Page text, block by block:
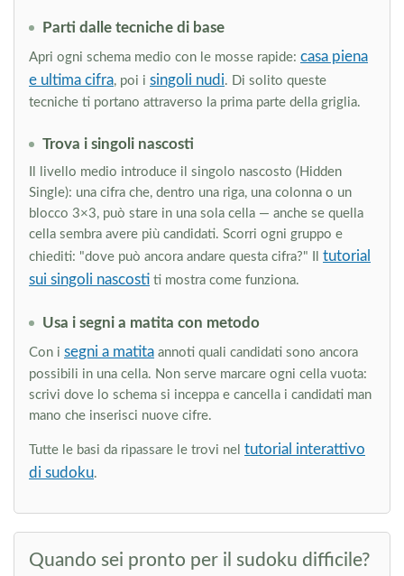
Parti dalle tecniche di base
Apri ogni schema medio con le mosse rapide: casa piena
e ultima cifra, poi i singoli nudi. Di solito queste
tecniche ti portano attraverso la prima parte della griglia.
Trova i singoli nascosti
Il livello medio introduce il singolo nascosto (Hidden
Single): una cifra che, dentro una riga, una colonna o un
blocco 3×3, può stare in una sola cella — anche se quella
cella sembra avere più candidati. Scorri ogni gruppo e
chiediti: "dove può ancora andare questa cifra?" Il tutorial
sui singoli nascosti ti mostra come funziona.
Usa i segni a matita con metodo
Con i segni a matita annoti quali candidati sono ancora
possibili in una cella. Non serve marcare ogni cella vuota:
scrivi dove lo schema si inceppa e cancella i candidati man
mano che inserisci nuove cifre.
Tutte le basi da ripassare le trovi nel tutorial interattivo
di sudoku.
Quando sei pronto per il sudoku difficile?